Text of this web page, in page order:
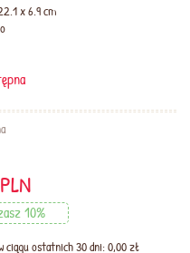
x 6.9 cm
PLN
10%
ciągu ostatnich 30 dni: 0,00 zł